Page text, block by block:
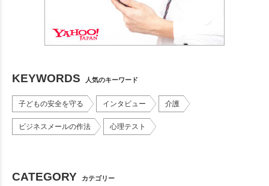
KEYWORDS 人気のキーワード
子どもの安全を守る インタビュー 介護
ビジネスメールの作法 心理テスト
CATEGORY カテゴリー